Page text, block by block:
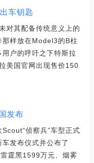
车钥匙
对其配备传统意义上的
那样放在Model3的B柱
户的呼吁之下特斯拉
美国官网出现售价150
发布
侦察兵”车型正式
发布仪式并公布了
霆黑1599万元、烟雾